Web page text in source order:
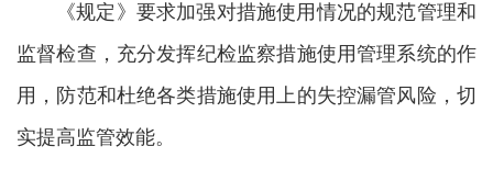
《规定》要求加强对措施使用情况的规范管理和
监督检查，充分发挥纪检监察措施使用管理系统的作
用，防范和杜绝各类措施使用上的失控漏管风险，切
实提高监管效能。